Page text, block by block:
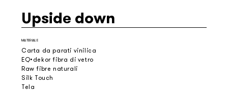
Upside down
MATERIALE
Carta da parati vinilica
EQ•dekor fibra di vetro
Raw fibre naturali
Silk Touch
Tela